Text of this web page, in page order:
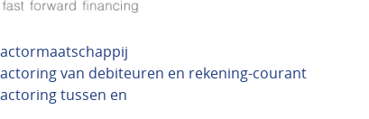
van debiteuren en rekening-courant
tussen en